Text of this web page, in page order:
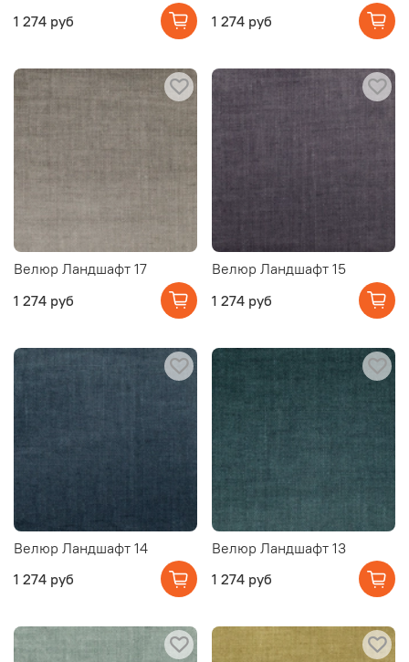
1 274 руб
1 274 руб
Велюр Ландшафт 17
1 274 руб
Велюр Ландшафт 15
1 274 руб
Велюр Ландшафт 14
1 274 руб
Велюр Ландшафт 13
1 274 руб